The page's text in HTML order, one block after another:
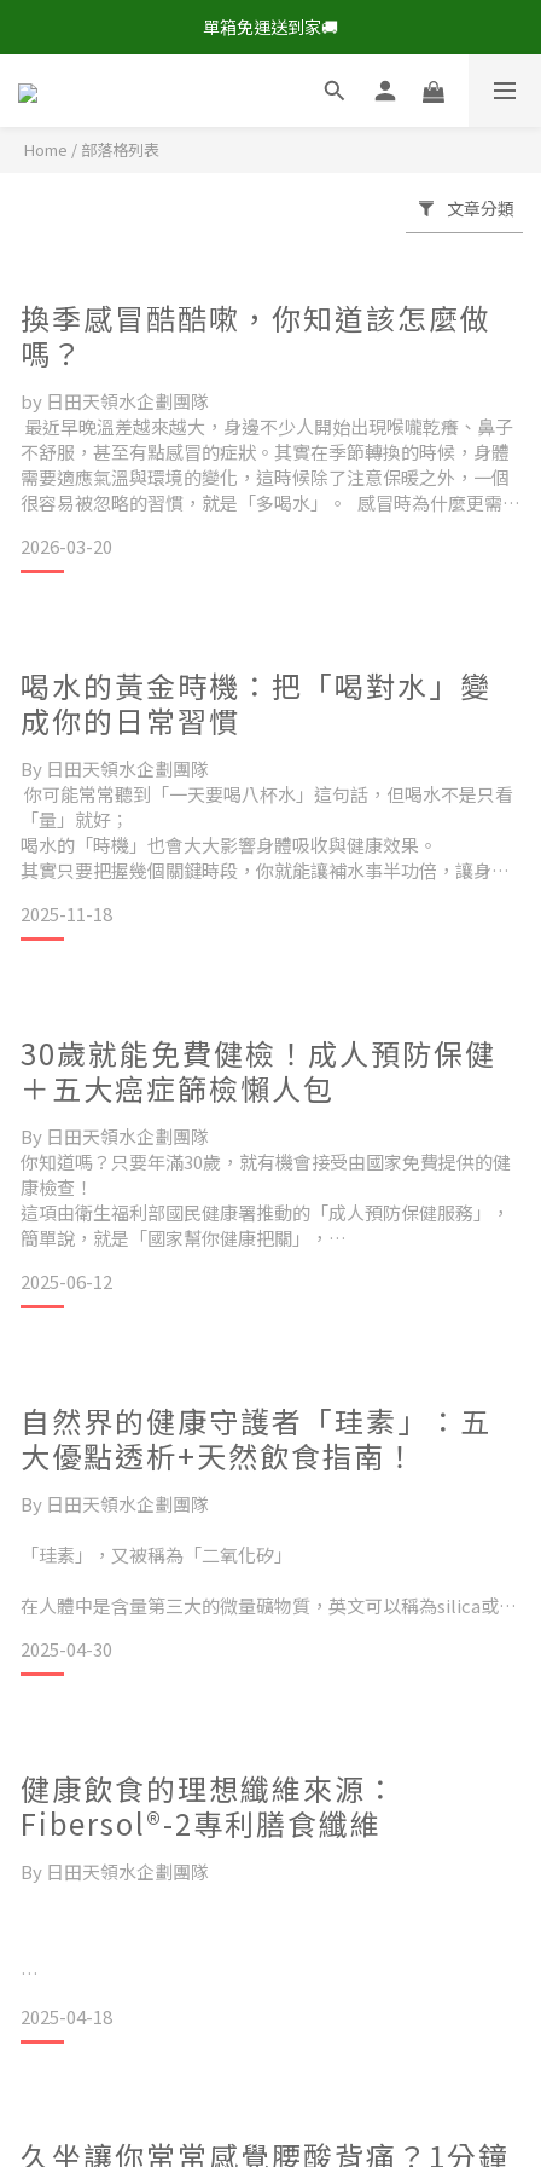
現在下單，即享8折🔥優惠特價>
單箱免運送到家🚚
現在下單，即享8折🔥優惠特價>
Home / 部落格列表
文章分類
換季感冒酷酷嗽，你知道該怎麼做
嗎？
by 日田天領水企劃團隊
最近早晚溫差越來越大，身邊不少人開始出現喉嚨乾癢、鼻子
不舒服，甚至有點感冒的症狀。其實在季節轉換的時候，身體
需要適應氣溫與環境的變化，這時候除了注意保暖之外，一個
很容易被忽略的習慣，就是「多喝水」。 感冒時為什麼更需要
喝水。」聽起來好像只是習慣性的叮嚀，但其實這句話背後，
是有科學根據的！ 當身體出現發燒、流鼻水、喉嚨痛或肌肉痠
2026-03-20
喝水的黃金時機：把「喝對水」變
成你的日常習慣
By 日田天領水企劃團隊
你可能常常聽到「一天要喝八杯水」這句話，但喝水不是只看
「量」就好；
喝水的「時機」也會大大影響身體吸收與健康效果。
其實只要把握幾個關鍵時段，你就能讓補水事半功倍，讓身體
經悄悄流失大量水分。
起床後先喝一杯溫水，不只能補充水分，
它能：調節腸胃狀況、減少突然進食造成
2025-11-18
30歲就能免費健檢！成人預防保健
＋五大癌症篩檢懶人包
By 日田天領水企劃團隊
你知道嗎？只要年滿30歲，就有機會接受由國家免費提供的健
康檢查！
這項由衛生福利部國民健康署推動的「成人預防保健服務」，
簡單說，就是「國家幫你健康把關」，
鍵一步，
尤其對於慢性病、肝病與癌症的早期發現，更是不可或缺，
份保障
一、免費健檢資格健檢一覽表30歲起即可！只要持有健保卡
2025-06-12
自然界的健康守護者「珪素」：五
大優點透析+天然飲食指南！
By 日田天領水企劃團隊
「珪素」，又被稱為「二氧化矽」
在人體中是含量第三大的微量礦物質，英文可以稱為silica或矽
研究發現，
和頭髮、皮膚、指甲、骨骼的健康以及皺紋的生成等等息息相
關，
因此又被譽為天然的「美容礦物」。
因此從飲食中補充矽元素，就成為維持健康的重要關鍵。
2025-04-30
健康飲食的理想纖維來源：
Fibersol®-2專利膳食纖維
By 日田天領水企劃團隊
水溶性、非水溶性膳食纖維，大不同！？
2025-04-18
久坐讓你常常感覺腰酸背痛？1分鐘